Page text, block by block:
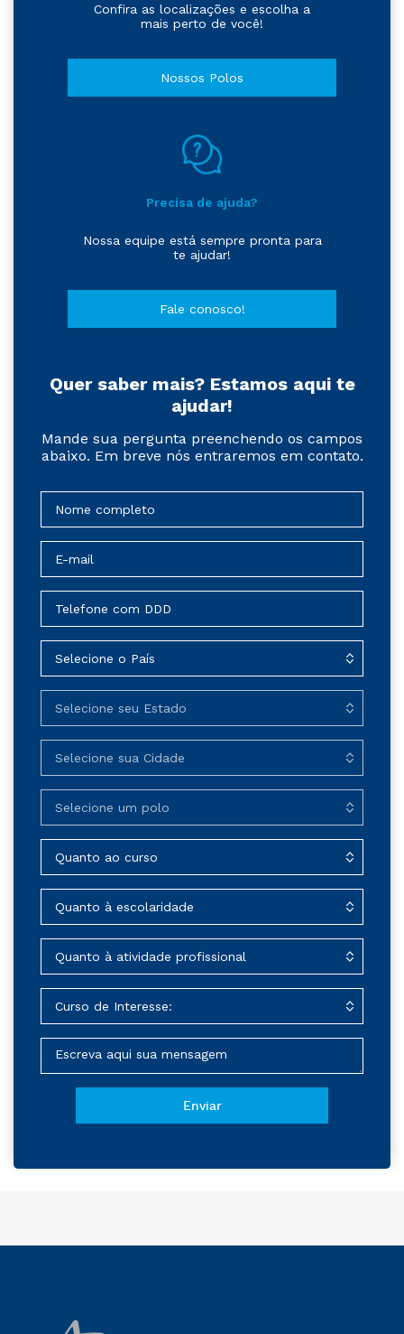
Confira as localizações e escolha a
mais perto de você!
Nossos Polos
Precisa de ajuda?
Nossa equipe está sempre pronta para
te ajudar!
Fale conosco!
Quer saber mais? Estamos aqui te
ajudar!
Mande sua pergunta preenchendo os campos
abaixo. Em breve nós entraremos em contato.